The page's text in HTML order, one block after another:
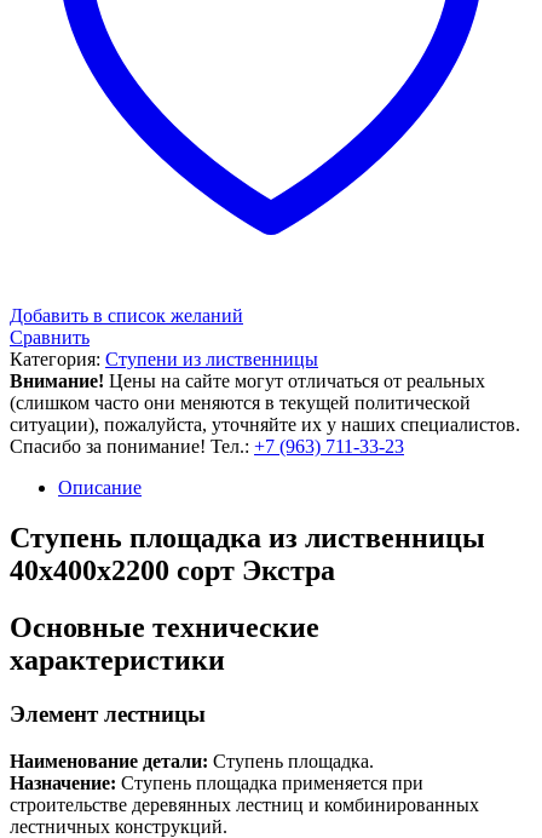
Добавить в список желаний
Сравнить
Категория: Ступени из лиственницы
Внимание! Цены на сайте могут отличаться от реальных
(слишком часто они меняются в текущей политической
ситуации), пожалуйста, уточняйте их у наших специалистов.
Спасибо за понимание! Тел.: +7 (963) 711-33-23
Описание
Ступень площадка из лиственницы
40x400x2200 сорт Экстра
Основные технические
характеристики
Элемент лестницы
Наименование детали: Ступень площадка.
Назначение: Ступень площадка применяется при
строительстве деревянных лестниц и комбинированных
лестничных конструкций.